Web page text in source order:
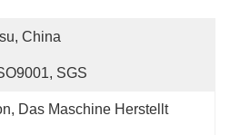
China
SGS
Das Maschine Herstellt